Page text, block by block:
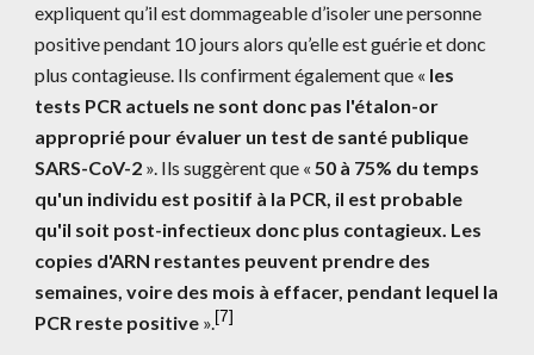
expliquent qu’il est dommageable d’isoler une personne
positive pendant 10 jours alors qu’elle est guérie et donc
plus contagieuse. Ils confirment également que « les
tests PCR actuels ne sont donc pas l'étalon-or
approprié pour évaluer un test de santé publique
SARS-CoV-2 ». Ils suggèrent que « 50 à 75% du temps
qu'un individu est positif à la PCR, il est probable
qu'il soit post-infectieux donc plus contagieux. Les
copies d'ARN restantes peuvent prendre des
semaines, voire des mois à effacer, pendant lequel la
PCR reste positive ».[7]